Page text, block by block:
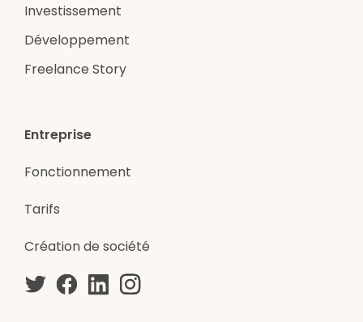
Investissement
Développement
Freelance Story
Entreprise
Fonctionnement
Tarifs
Création de société